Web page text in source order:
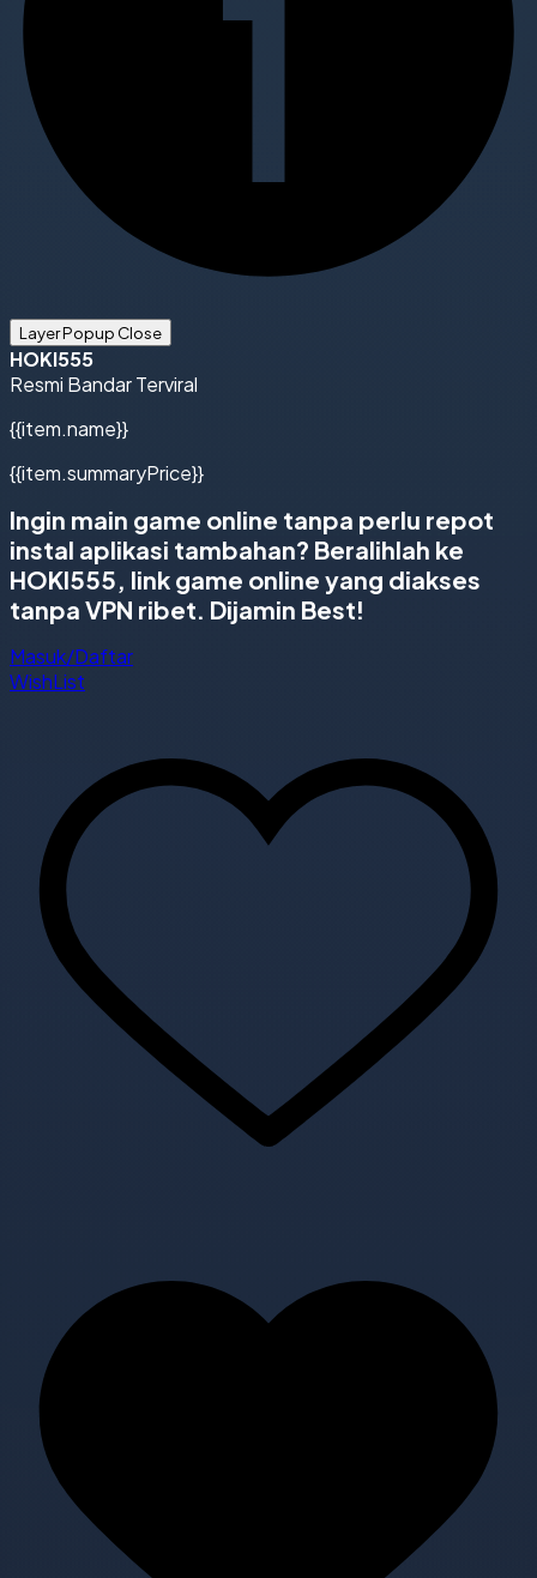
Layer Popup Close
HOKI555
Resmi BandarTerviral
{{item.name}}
{{item.summaryPrice}}
Ingin main game online tanpa perlu repot
instal aplikasi tambahan? Beralihlah ke
HOKI555, link game online yang diakses
tanpa VPN ribet. Dijamin Best!
Masuk/Daftar
WishList